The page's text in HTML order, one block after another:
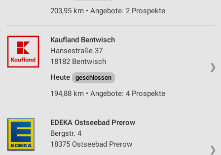
203,95 km • Angebote: 2 Prospekte
❯
Kaufland Bentwisch
Hansestraße 37
18182 Bentwisch
Heute
geschlossen
194,88 km • Angebote: 4 Prospekte
❯
EDEKA Ostseebad Prerow
Bergstr. 4
18375 Ostseebad Prerow